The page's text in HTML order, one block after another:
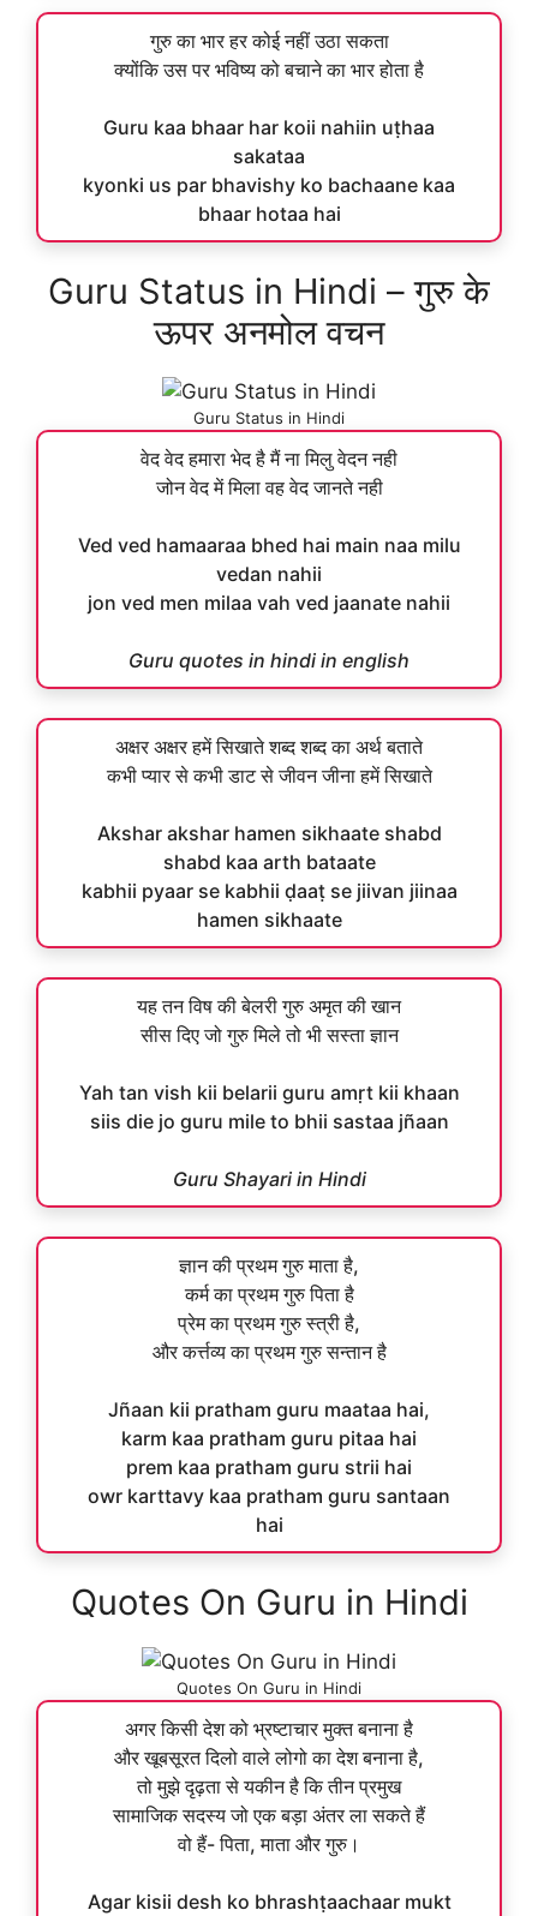
गुरु का भार हर कोई नहीं उठा सकता
क्योंकि उस पर भविष्य को बचाने का भार होता है
Guru kaa bhaar har koii nahiin uṭhaa
sakataa
kyonki us par bhavishy ko bachaane kaa
bhaar hotaa hai
Guru Status in Hindi – गुरु के
ऊपर अनमोल वचन
Guru Status in Hindi
वेद वेद हमारा भेद है मैं ना मिलु वेदन नही
जोन वेद में मिला वह वेद जानते नही
Ved ved hamaaraa bhed hai main naa milu
vedan nahii
jon ved men milaa vah ved jaanate nahii
Guru quotes in hindi in english
अक्षर अक्षर हमें सिखाते शब्द शब्द का अर्थ बताते
कभी प्यार से कभी डाट से जीवन जीना हमें सिखाते
Akshar akshar hamen sikhaate shabd
shabd kaa arth bataate
kabhii pyaar se kabhii ḍaaṭ se jiivan jiinaa
hamen sikhaate
यह तन विष की बेलरी गुरु अमृत की खान
सीस दिए जो गुरु मिले तो भी सस्ता ज्ञान
Yah tan vish kii belarii guru amṛt kii khaan
siis die jo guru mile to bhii sastaa jñaan
Guru Shayari in Hindi
ज्ञान की प्रथम गुरु माता है,
कर्म का प्रथम गुरु पिता है
प्रेम का प्रथम गुरु स्त्री है,
और कर्त्तव्य का प्रथम गुरु सन्तान है
Jñaan kii pratham guru maataa hai,
karm kaa pratham guru pitaa hai
prem kaa pratham guru strii hai
owr karttavy kaa pratham guru santaan
hai
Quotes On Guru in Hindi
Quotes On Guru in Hindi
अगर किसी देश को भ्रष्टाचार मुक्त बनाना है
और खूबसूरत दिलो वाले लोगो का देश बनाना है,
तो मुझे दृढ़ता से यकीन है कि तीन प्रमुख
सामाजिक सदस्य जो एक बड़ा अंतर ला सकते हैं
वो हैं- पिता, माता और गुरु।
Agar kisii desh ko bhrashṭaachaar mukt